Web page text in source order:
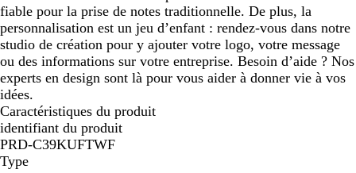
fiable pour la prise de notes traditionnelle. De plus, la
personnalisation est un jeu d’enfant : rendez-vous dans notre
studio de création pour y ajouter votre logo, votre message
ou des informations sur votre entreprise. Besoin d’aide ? Nos
experts en design sont là pour vous aider à donner vie à vos
idées.
Caractéristiques du produit
identifiant du produit
PRD-C39KUFTWF
Type